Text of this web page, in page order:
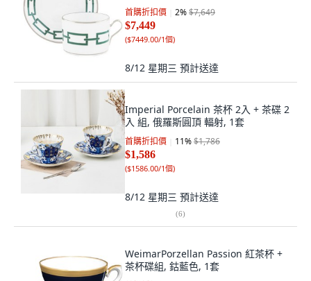
首購折扣價 2%$7,649
$7,449
($7449.00/1個)
8/12 星期三 預計送達
Imperial Porcelain 茶杯 2入 + 茶碟 2
入 組, 俄羅斯圓頂 輻射, 1套
首購折扣價 11%$1,786
$1,586
($1586.00/1個)
8/12 星期三 預計送達
(6)
WeimarPorzellan Passion 紅茶杯 +
茶杯碟組, 鈷藍色, 1套